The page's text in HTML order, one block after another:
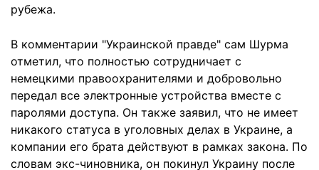
рубежа.
В комментарии "Украинской правде" сам Шурма
отметил, что полностью сотрудничает с
немецкими правоохранителями и добровольно
передал все электронные устройства вместе с
паролями доступа. Он также заявил, что не имеет
никакого статуса в уголовных делах в Украине, а
компании его брата действуют в рамках закона. По
словам экс-чиновника, он покинул Украину после